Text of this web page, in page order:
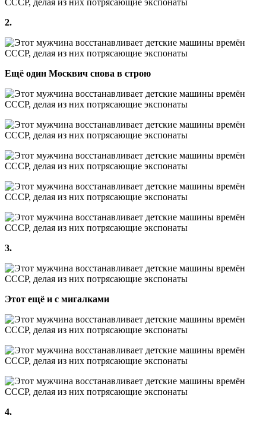
2.
Ещё один Москвич снова в строю
3.
Этот ещё и с мигалками
4.